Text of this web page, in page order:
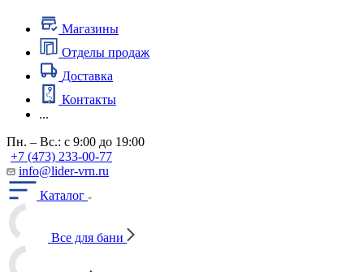
Магазины
Отделы продаж
Доставка
Контакты
...
Пн. – Вс.: с 9:00 до 19:00
+7 (473) 233-00-77
info@lider-vrn.ru
Каталог
Все для бани